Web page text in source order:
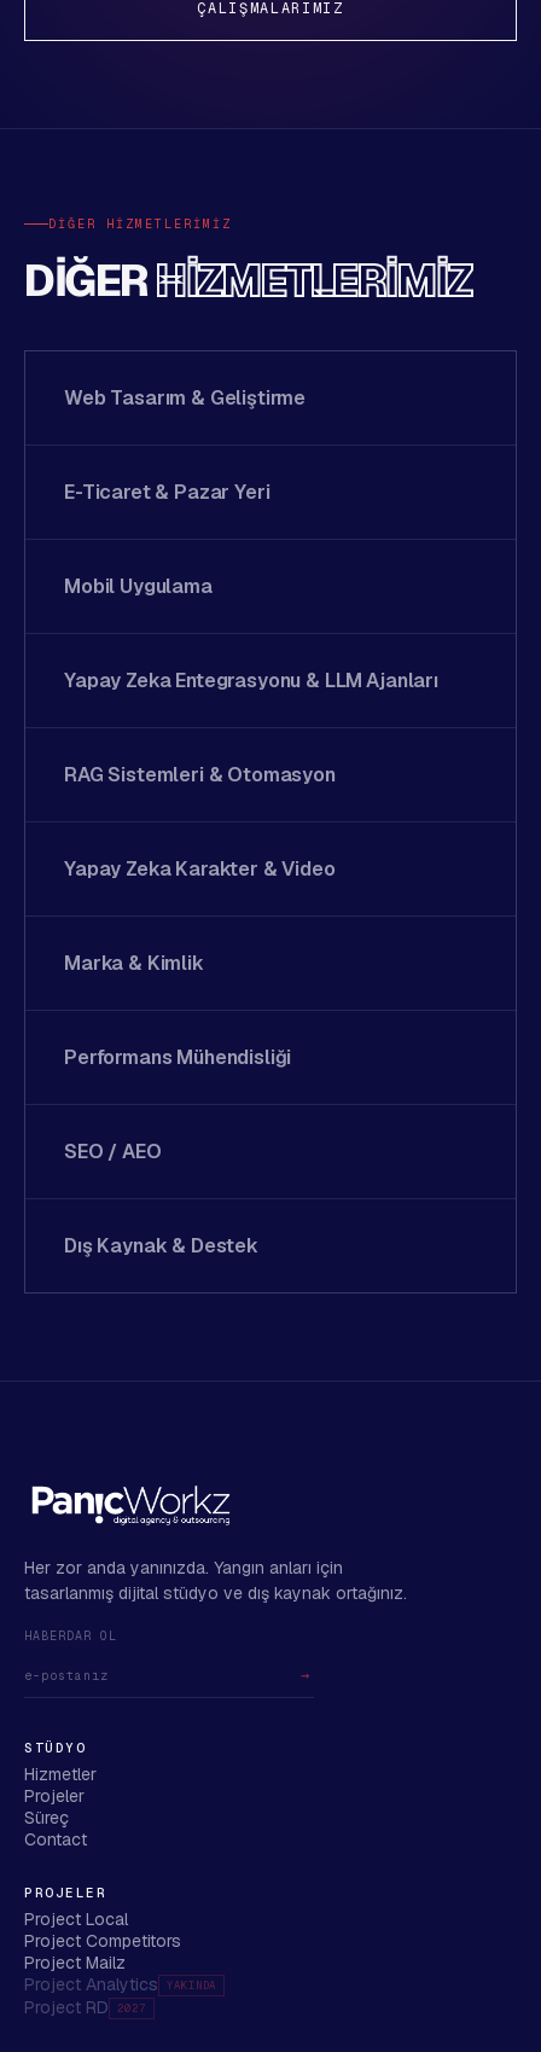
ÇALIŞMALARIMIZ
DIĞER HIZMETLERIMIZ
DIĞERHIZMETLERIMIZ
Web Tasarım & Geliştirme
E-Ticaret & Pazar Yeri
Mobil Uygulama
Yapay Zeka Entegrasyonu & LLM Ajanları
RAG Sistemleri & Otomasyon
Yapay Zeka Karakter & Video
Marka & Kimlik
Performans Mühendisliği
SEO / AEO
Dış Kaynak & Destek
Her zor anda yanınızda. Yangın anları için
tasarlanmış dijital stüdyo ve dış kaynak ortağınız.
HABERDAR OL
→
STÜDYO
Hizmetler
Projeler
Süreç
Contact
PROJELER
Project Local
Project Competitors
Project Mailz
Project Analytics
YAKINDA
Project RD 2027